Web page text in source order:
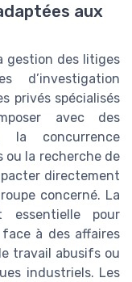
aux
gestion des litiges
d’investigation
privés spécialisés
avec des
la concurrence
ou la recherche de
directement
concerné. La
essentielle pour
à des affaires
travail abusifs ou
industriels. Les